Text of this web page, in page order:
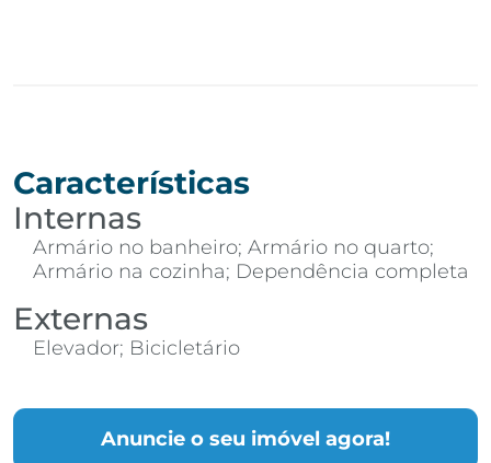
Anuncie o seu imóvel agora!
Características
Internas
Armário no banheiro; Armário no quarto;
Armário na cozinha; Dependência completa
Externas
Elevador; Bicicletário